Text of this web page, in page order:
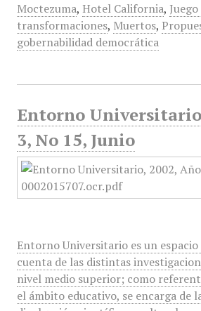
Moctezuma, Hotel California,
transformaciones, Muertos,
gobernabilidad democrática
Entorno
3, No 15, Junio
Entorno Universitario es un
cuenta de las distintas
nivel medio superior; como
el ámbito educativo, se encarga de